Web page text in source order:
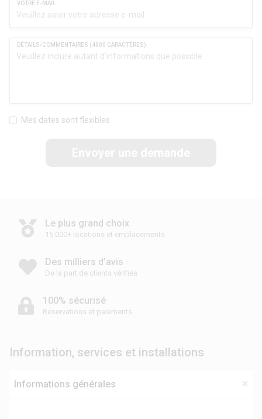
Mes dates sont flexibles
Le plus grand choix
15 000+ locations et emplacements
Des milliers d’avis
De la part de clients vérifiés
100% sécurisé
Réservations et paiements
Information, services et installations
Informations générales